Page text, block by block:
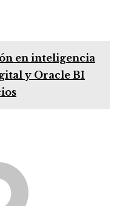
en inteligencia
y Oracle BI